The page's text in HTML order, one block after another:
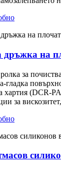
на
за
гладка
хартия (DCR-
за